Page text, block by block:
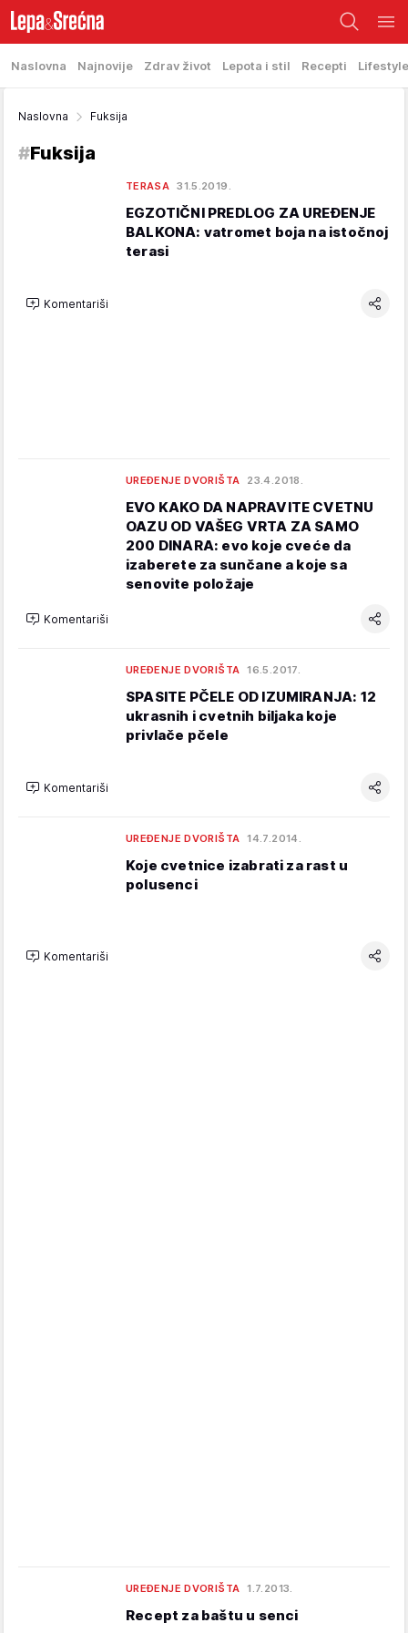
Naslovna Najnovije Zdrav život Lepota i stil Recepti Lifestyle
Naslovna Fuksija
#Fuksija
TERASA 31.5.2019.
EGZOTIČNI PREDLOG ZA UREĐENJE
BALKONA: vatromet boja na istočnoj
terasi
Komentariši
UREĐENJE DVORIŠTA 23.4.2018.
EVO KAKO DA NAPRAVITE CVETNU
OAZU OD VAŠEG VRTA ZA SAMO
200 DINARA: evo koje cveće da
izaberete za sunčane a koje sa
senovite položaje
Komentariši
UREĐENJE DVORIŠTA 16.5.2017.
SPASITE PČELE OD IZUMIRANJA: 12
ukrasnih i cvetnih biljaka koje
privlače pčele
Komentariši
UREĐENJE DVORIŠTA 14.7.2014.
Koje cvetnice izabrati za rast u
polusenci
Komentariši
UREĐENJE DVORIŠTA 1.7.2013.
Recept za baštu u senci